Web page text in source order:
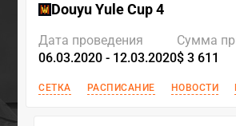
Douyu Yule Cup 4
Дата проведения
06.03.2020 - 12.03.2020
Сумма
$ 3 611
СЕТКА РАСПИСАНИЕ НОВОСТИ